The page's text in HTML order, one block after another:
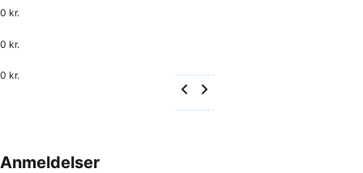
0 kr.
0 kr.
0 kr.
Anmeldelser